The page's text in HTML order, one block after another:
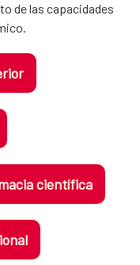
de las capacidades
científica